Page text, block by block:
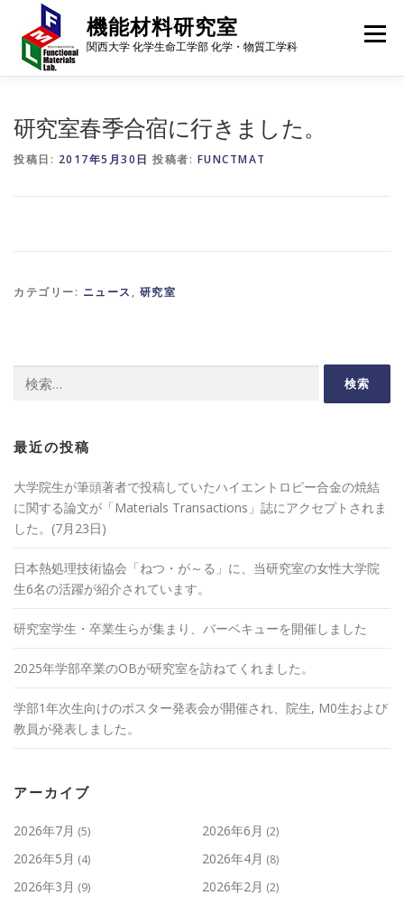
ツ
機能材料研究室
関西大学 化学生命工学部 化学・物質工学科
メニュー
研究室春季合宿に行きました。
投稿日: 2017年5月30日 投稿者: FUNCTMAT
カテゴリー: ニュース , 研究室
索:
最近の投稿
大学院生が筆頭著者で投稿していたハイエントロピー合金の焼結
に関する論文が「Materials Transactions」誌にアクセプトされま
した。(7月23日)
日本熱処理技術協会「ねつ・が～る」に、当研究室の女性大学院
生6名の活躍が紹介されています。
研究室学生・卒業生らが集まり、バーベキューを開催しました
2025年学部卒業のOBが研究室を訪ねてくれました。
学部1年次生向けのポスター発表会が開催され、院生, M0生および
教員が発表しました。
アーカイブ
2026年7月 (5) 2026年6月 (2)
2026年5月 (4) 2026年4月 (8)
2026年3月 (9) 2026年2月 (2)